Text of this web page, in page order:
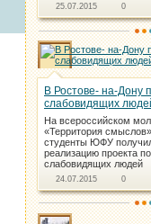
25.07.2015 0
В Ростове- на-Дону
слабовидящих
На всероссийском
«Территория
студенты ЮФУ
реализацию проекта
слабовидящих людей
24.07.2015 0